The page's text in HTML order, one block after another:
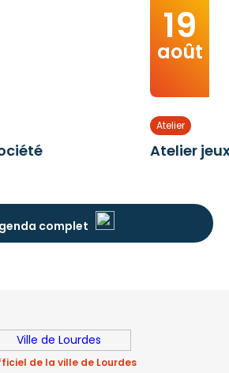
19
août
Atelier
Atelier
complet
de la ville de Lourdes